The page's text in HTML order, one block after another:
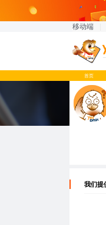
移动端
首页
我们提